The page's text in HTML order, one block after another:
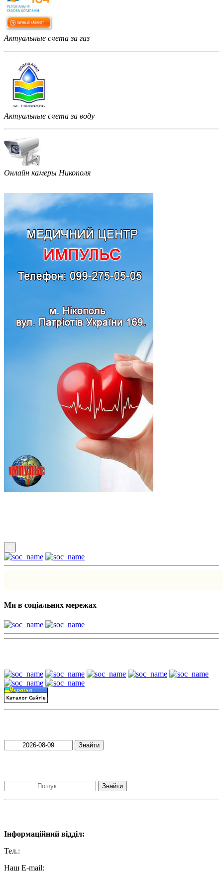
Актуальные счета за газ
Актуальные счета за воду
Онлайн камеры Никополя
Ми в соціальних мережах
Знайти
Знайти
Інформаційний відділ:
Тел.:
Наш E-mail: